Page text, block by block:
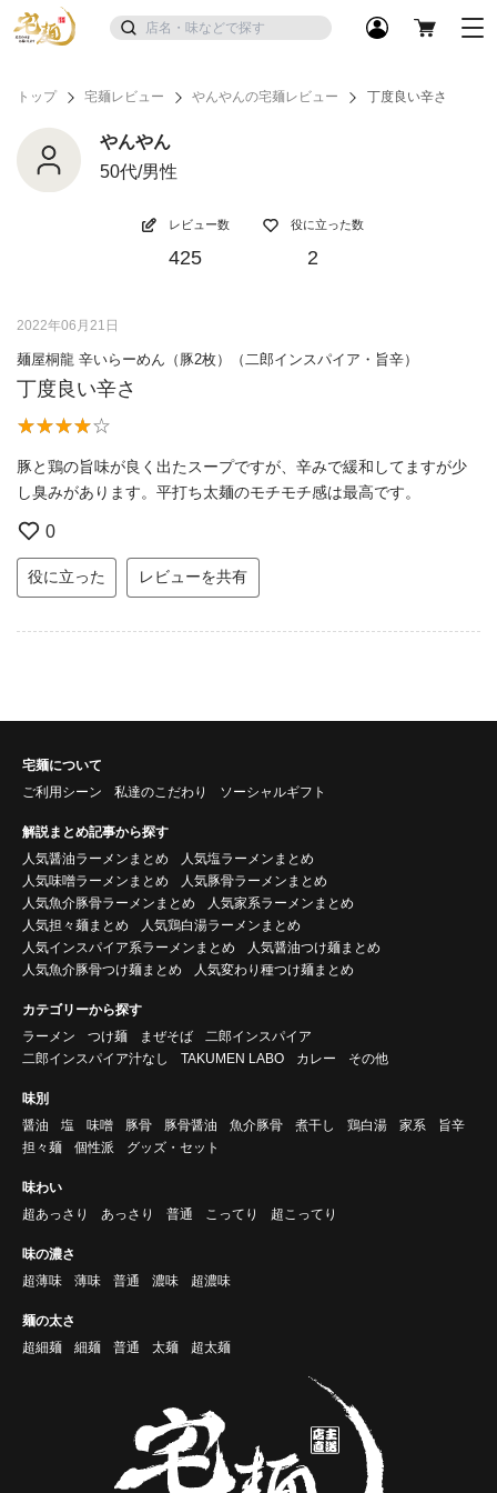
トップ 宅麺レビュー やんやんの宅麺レビュー 丁度良い辛さ
やんやん
50代/男性
レビュー数
425
役に立った数
2
2022年06月21日
麺屋桐龍 辛いらーめん（豚2枚）（二郎インスパイア・旨辛）
丁度良い辛さ
豚と鶏の旨味が良く出たスープですが、辛みで緩和してますが少
し臭みがあります。平打ち太麺のモチモチ感は最高です。
0
役に立った レビューを共有
宅麺について
ご利用シーン
私達のこだわり ソーシャルギフト
解説まとめ記事から探す
人気醤油ラーメンまとめ
人気塩ラーメンまとめ
人気味噌ラーメンまとめ
人気豚骨ラーメンまとめ
人気魚介豚骨ラーメンまとめ
人気家系ラーメンまとめ
人気担々麺まとめ
人気鶏白湯ラーメンまとめ
人気インスパイア系ラーメンまとめ
人気醤油つけ麺まとめ
人気魚介豚骨つけ麺まとめ
人気変わり種つけ麺まとめ
カテゴリーから探す
ラーメン
つけ麺 まぜそば
二郎インスパイア
二郎インスパイア汁なし
TAKUMEN LABO カレー その他
味別
醤油
塩 味噌 豚骨 豚骨醤油 魚介豚骨 煮干し 鶏白湯 家系
旨辛
担々麺
個性派 グッズ・セット
味わい
超あっさり
あっさり 普通 こってり 超こってり
味の濃さ
超薄味
薄味 普通 濃味 超濃味
麺の太さ
超細麺
細麺 普通 太麺 超太麺